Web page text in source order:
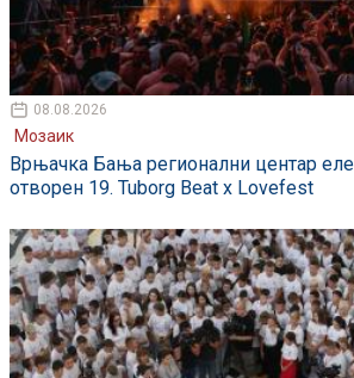
08.08.2026
Мозаик
Врњачка Бања регионални центар
отворен 19. Tuborg Beat x Lovefest